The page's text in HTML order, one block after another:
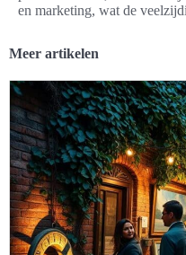
en marketing, wat de
Meer artikelen